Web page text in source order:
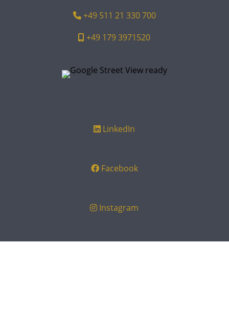
+49 511 21 330 700
+49 179 3971520
LinkedIn
Facebook
Instagram